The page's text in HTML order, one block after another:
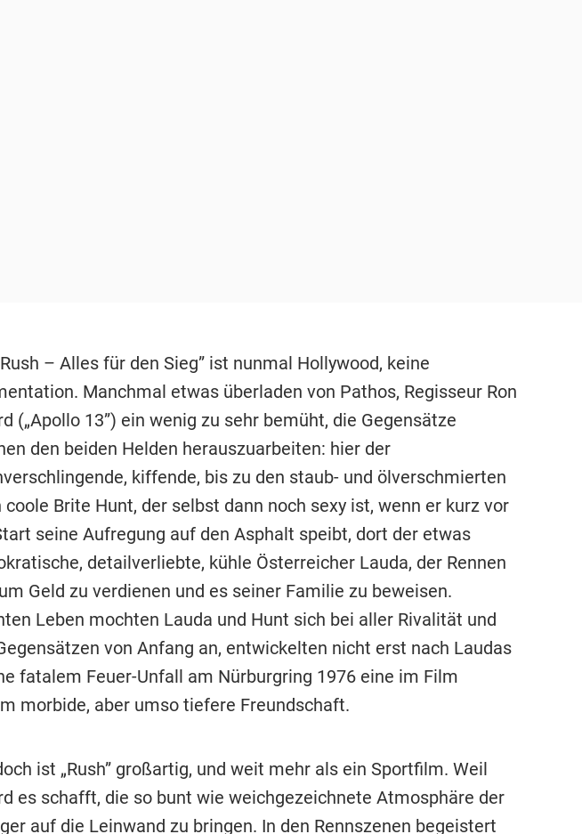
– Alles für den Sieg” ist nunmal Hollywood, keine
Manchmal etwas überladen von Pathos, Regisseur Ron
(„Apollo 13”) ein wenig zu sehr bemüht, die Gegensätze
den beiden Helden herauszuarbeiten: hier der
kiffende, bis zu den staub- und ölverschmierten
coole Brite Hunt, der selbst dann noch sexy ist, wenn er kurz vor
seine Aufregung auf den Asphalt speibt, dort der etwas
detailverliebte, kühle Österreicher Lauda, der Rennen
Geld zu verdienen und es seiner Familie zu beweisen.
Leben mochten Lauda und Hunt sich bei aller Rivalität und
von Anfang an, entwickelten nicht erst nach Laudas
fatalem Feuer-Unfall am Nürburgring 1976 eine im Film
morbide, aber umso tiefere Freundschaft.
ist „Rush” großartig, und weit mehr als ein Sportfilm. Weil
es schafft, die so bunt wie weichgezeichnete Atmosphäre der
auf die Leinwand zu bringen. In den Rennszenen begeistert